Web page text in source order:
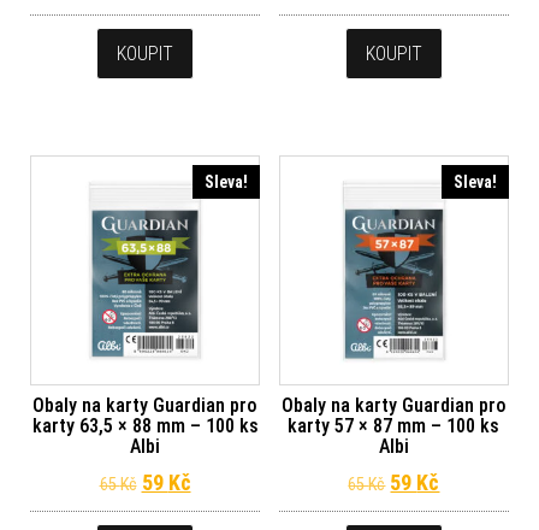
KOUPIT KOUPIT
Sleva!
Obaly na karty Guardian pro
karty 63,5 × 88 mm – 100 ks
Albi
65Kč Původní cena byla: 65 Kč.
59 KčAktuální cena je: 59 Kč.
Sleva!
Obaly na karty Guardian pro
karty 57 × 87 mm – 100 ks
Albi
65Kč Původní cena
59 Kč